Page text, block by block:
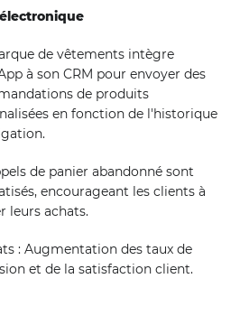
de vêtements intègre
à son CRM pour envoyer des
de produits
en fonction de l'historique
de panier abandonné sont
encourageant les clients à
leurs achats.
: Augmentation des taux de
et de la satisfaction client.